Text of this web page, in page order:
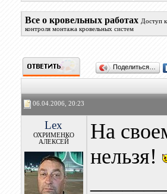
Все о кровельных работах Доступ
контроля монтажа кровельных систем
Поделиться…
06.04.2006, 20:23
Lex
ОХРИМЕНКО
АЛЕКСЕЙ
На
нельзя!